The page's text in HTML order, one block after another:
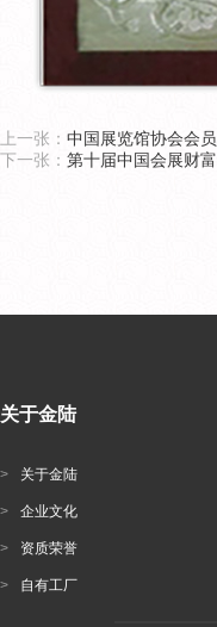
上一张： 中国展览馆协会会
下一张： 第十届中国会展财
关于金陆
> 关于金陆
> 企业文化
> 资质荣誉
> 自有工厂